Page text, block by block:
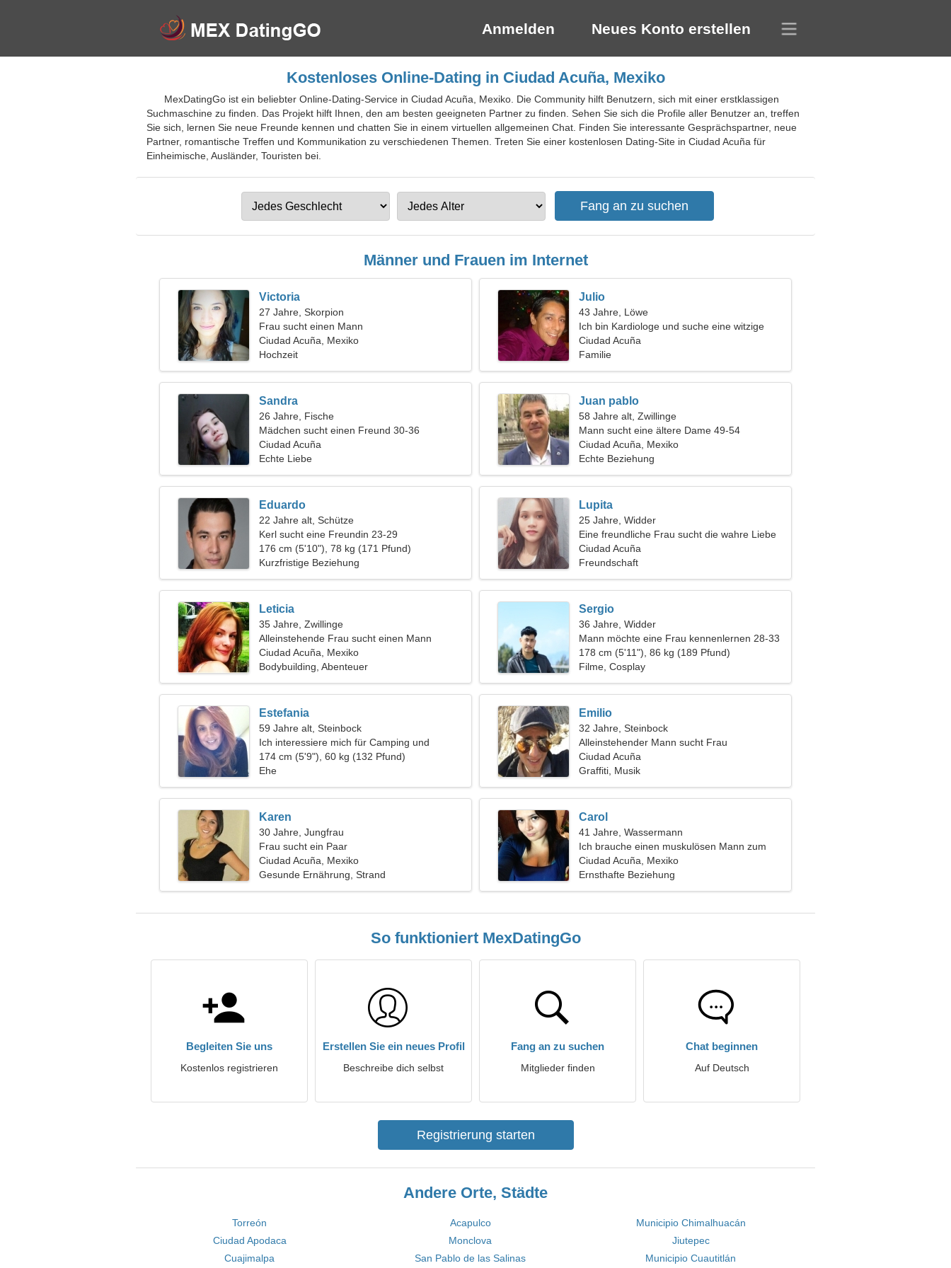
Anmelden Neues Konto erstellen
Kostenloses Online-Dating in Ciudad Acuña, Mexiko
MexDatingGo ist ein beliebter Online-Dating-Service in Ciudad Acuña, Mexiko. Die Community hilft Benutzern, sich mit einer erstklassigen
Suchmaschine zu finden. Das Projekt hilft Ihnen, den am besten geeigneten Partner zu finden. Sehen Sie sich die Profile aller Benutzer an, treffen
Sie sich, lernen Sie neue Freunde kennen und chatten Sie in einem virtuellen allgemeinen Chat. Finden Sie interessante Gesprächspartner, neue
Partner, romantische Treffen und Kommunikation zu verschiedenen Themen. Treten Sie einer kostenlosen Dating-Site in Ciudad Acuña für
Einheimische, Ausländer, Touristen bei.
Männer und Frauen im Internet
Victoria
27 Jahre, Skorpion
Frau sucht einen Mann
Ciudad Acuña, Mexiko
Hochzeit
Julio
43 Jahre, Löwe
Ich bin Kardiologe und suche eine witzige
Frau
Ciudad Acuña
Familie
Sandra
26 Jahre, Fische
Mädchen sucht einen Freund 30-36
Ciudad Acuña
Echte Liebe
Juan pablo
58 Jahre alt, Zwillinge
Mann sucht eine ältere Dame 49-54
Ciudad Acuña, Mexiko
Echte Beziehung
Eduardo
22 Jahre alt, Schütze
Kerl sucht eine Freundin 23-29
176 cm (5'10"), 78 kg (171 Pfund)
Kurzfristige Beziehung
Lupita
25 Jahre, Widder
Eine freundliche Frau sucht die wahre Liebe
Ciudad Acuña
Freundschaft
Leticia
35 Jahre, Zwillinge
Alleinstehende Frau sucht einen Mann
Ciudad Acuña, Mexiko
Bodybuilding, Abenteuer
Sergio
36 Jahre, Widder
Mann möchte eine Frau kennenlernen 28-33
178 cm (5'11"), 86 kg (189 Pfund)
Filme, Cosplay
Estefania
59 Jahre alt, Steinbock
Ich interessiere mich für Camping und
Schach
174 cm (5'9"), 60 kg (132 Pfund)
Ehe
Emilio
32 Jahre, Steinbock
Alleinstehender Mann sucht Frau
Ciudad Acuña
Graffiti, Musik
Karen
30 Jahre, Jungfrau
Frau sucht ein Paar
Ciudad Acuña, Mexiko
Gesunde Ernährung, Strand
Carol
41 Jahre, Wassermann
Ich brauche einen muskulösen Mann zum
Spaß
Ciudad Acuña, Mexiko
Ernsthafte Beziehung
So funktioniert MexDatingGo
Begleiten Sie uns
Kostenlos registrieren
Erstellen Sie ein neues Profil
Beschreibe dich selbst
Fang an zu suchen
Mitglieder finden
Chat beginnen
Auf Deutsch
Registrierung starten
Andere Orte, Städte
Torreón Acapulco
Municipio Chimalhuacán
Ciudad Apodaca
Monclova
Jiutepec
Cuajimalpa
San Pablo de las Salinas Municipio Cuautitlán